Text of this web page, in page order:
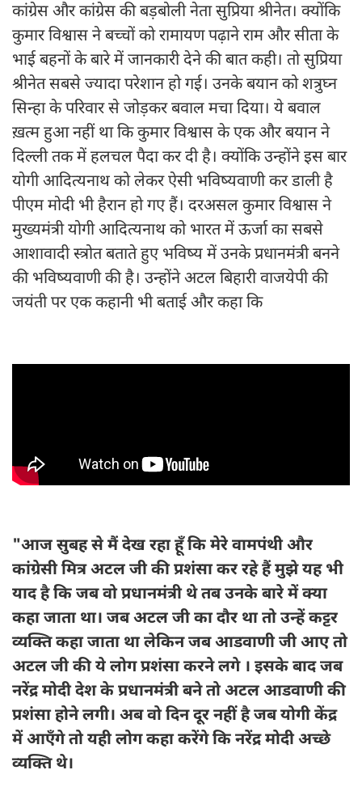
कांग्रेस और कांग्रेस की बड़बोली नेता सुप्रिया श्रीनेत। क्योंकि
कुमार विश्वास ने बच्चों को रामायण पढ़ाने राम और सीता के
भाई बहनों के बारे में जानकारी देने की बात कही। तो सुप्रिया
श्रीनेत सबसे ज्यादा परेशान हो गई। उनके बयान को शत्रुघ्न
सिन्हा के परिवार से जोड़कर बवाल मचा दिया। ये बवाल
ख़त्म हुआ नहीं था कि कुमार विश्वास के एक और बयान ने
दिल्ली तक में हलचल पैदा कर दी है। क्योंकि उन्होंने इस बार
योगी आदित्यनाथ को लेकर ऐसी भविष्यवाणी कर डाली है
पीएम मोदी भी हैरान हो गए हैं। दरअसल कुमार विश्वास ने
मुख्यमंत्री योगी आदित्यनाथ को भारत में ऊर्जा का सबसे
आशावादी स्त्रोत बताते हुए भविष्य में उनके प्रधानमंत्री बनने
की भविष्यवाणी की है। उन्होंने अटल बिहारी वाजयेपी की
जयंती पर एक कहानी भी बताई और कहा कि
"आज सुबह से मैं देख रहा हूँ कि मेरे वामपंथी और
कांग्रेसी मित्र अटल जी की प्रशंसा कर रहे हैं मुझे यह भी
याद है कि जब वो प्रधानमंत्री थे तब उनके बारे में क्या
कहा जाता था। जब अटल जी का दौर था तो उन्हें कट्टर
व्यक्ति कहा जाता था लेकिन जब आडवाणी जी आए तो
अटल जी की ये लोग प्रशंसा करने लगे । इसके बाद जब
नरेंद्र मोदी देश के प्रधानमंत्री बने तो अटल आडवाणी की
प्रशंसा होने लगी। अब वो दिन दूर नहीं है जब योगी केंद्र
में आएँगे तो यही लोग कहा करेंगे कि नरेंद्र मोदी अच्छे
व्यक्ति थे।